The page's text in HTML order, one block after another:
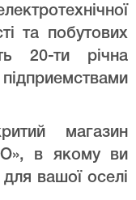
та побутових
20-ти річна
магазин
в якому ви
вашої оселі